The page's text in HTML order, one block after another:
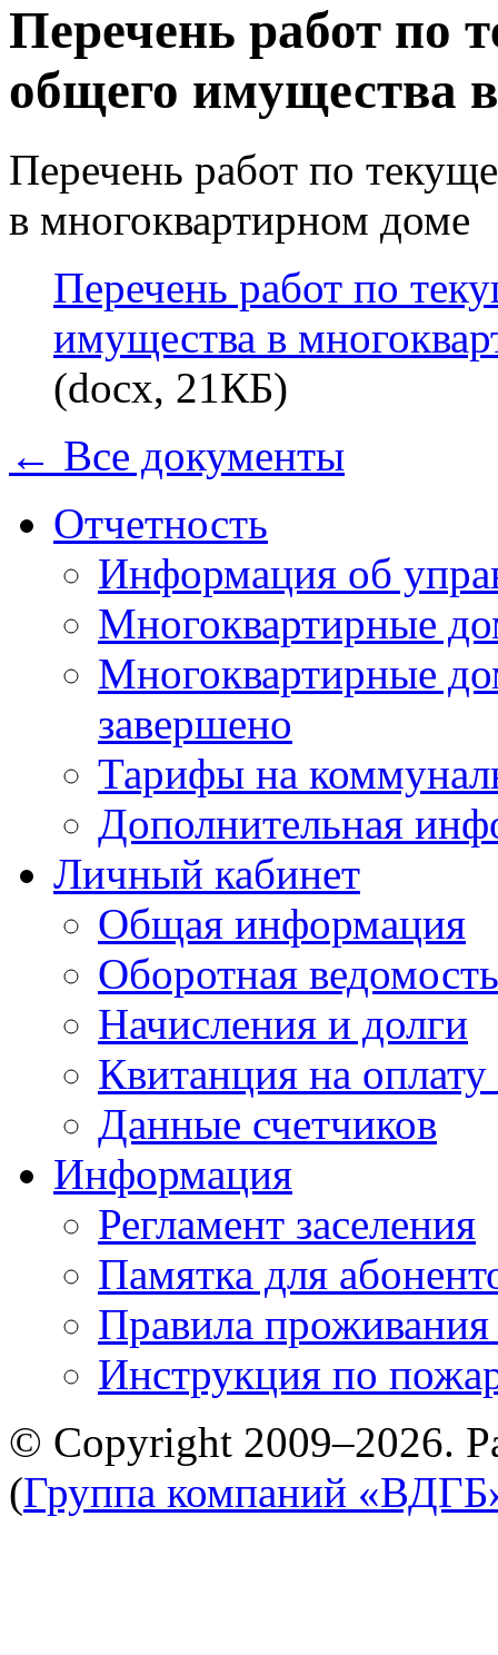
Перечень работ по
общего имущества
Перечень работ по
в многоквартирном доме
Перечень работ по
имущества в
(docx, 21КБ)
← Все документы
Отчетность
Информация об
Многоквартирные
Многоквартирные
завершено
Тарифы на
Дополнительная
Личный кабинет
Общая информация
Оборотная ведомость
Начисления и долги
Квитанция на
Данные счетчиков
Информация
Регламент заселения
Памятка для
Правила
Инструкция по
© Copyright 2009–2026.
(Группа компаний